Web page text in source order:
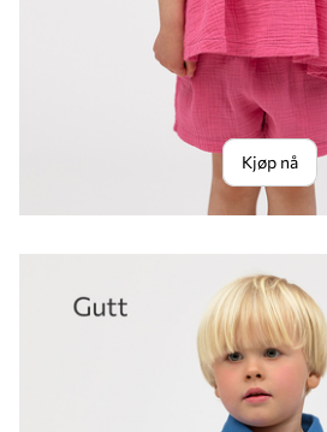
Kjøp nå